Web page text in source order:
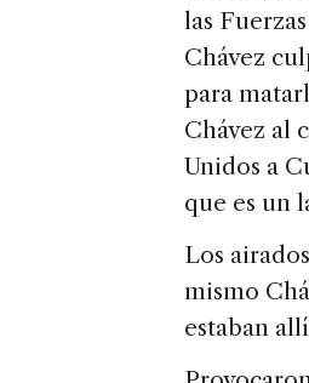
las
Chávez
para
Chávez al
Unidos a
que es un
Los
mismo
estaban